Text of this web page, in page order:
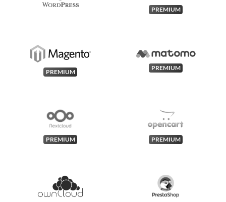
PREMIUM
PREMIUM
PREMIUM
PREMIUM PREMIUM